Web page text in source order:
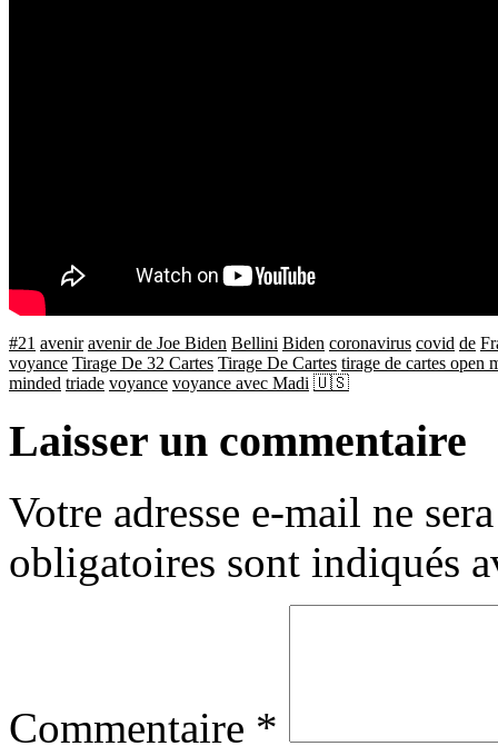
#21 avenir avenir de Joe Biden Bellini Biden coronavirus covid de
voyance Tirage De 32 Cartes Tirage De Cartes tirage de cartes open
minded triade voyance voyance avec Madi 🇺🇸
Laisser un commentaire
Votre adresse e-mail ne
obligatoires sont indiqués
Commentaire *